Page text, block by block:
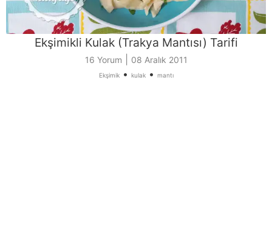
Ekşimikli Kulak (Trakya Mantısı) Tarifi
16 Yorum 08 Aralık 2011
Ekşimik• kulak• mantı